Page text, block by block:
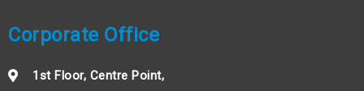
Corporate Office
1st Floor, Centre Point,